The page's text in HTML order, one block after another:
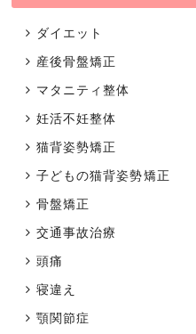
ダイエット
産後骨盤矯正
マタニティ整体
妊活不妊整体
猫背姿勢矯正
子どもの猫背姿勢矯正
骨盤矯正
交通事故治療
頭痛
寝違え
顎関節症